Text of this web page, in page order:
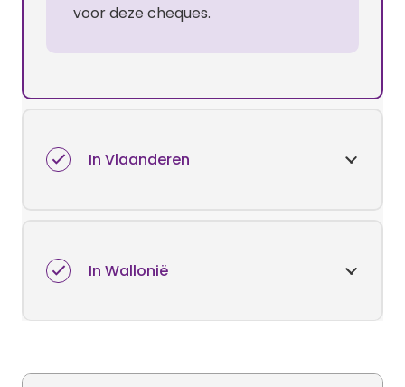
voor deze cheques.
In Vlaanderen
In Wallonië